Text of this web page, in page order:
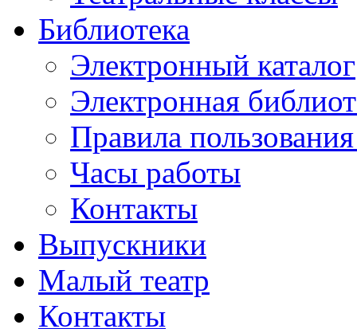
Библиотека
Электронный каталог
Электронная
Правила
Часы работы
Контакты
Выпускники
Малый театр
Контакты